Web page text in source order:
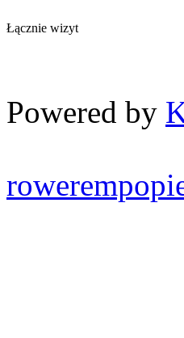
Łącznie wizyt
Powered by